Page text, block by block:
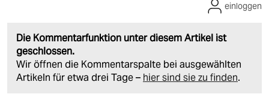
Die Kommentarfunktion unter diesem Artikel ist
geschlossen.
Wir öffnen die Kommentarspalte bei ausgewählten
Artikeln für etwa drei Tage – hier sind sie zu finden.
einloggen